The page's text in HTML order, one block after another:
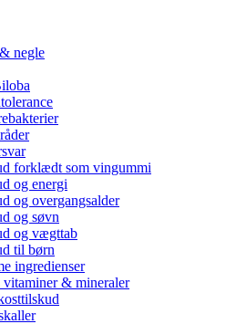
negle
forklædt som vingummi
og energi
og overgangsalder
og søvn
og vægttab
til børn
ingredienser
& mineraler